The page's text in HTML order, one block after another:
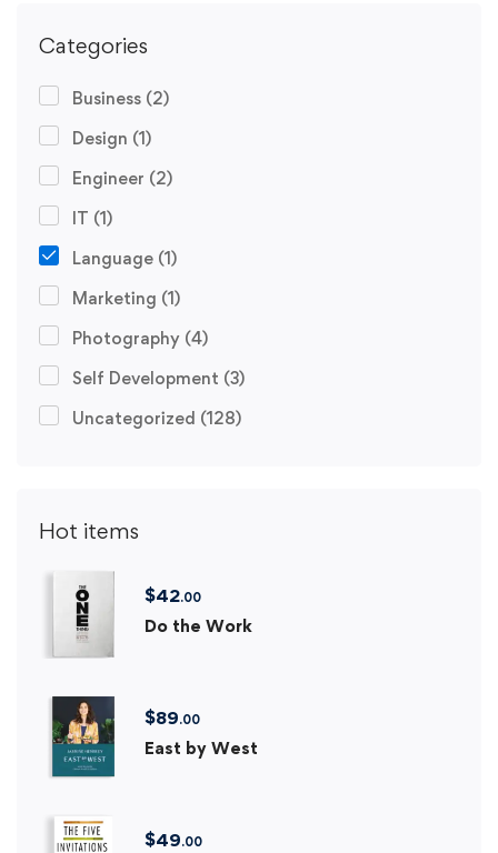
Categories
Business (2)
Design (1)
Engineer (2)
IT (1)
Language (1)
Marketing (1)
Photography (4)
Self Development (3)
Uncategorized (128)
Hot items
$42.00
Do the Work
$89.00
East by West
$49.00